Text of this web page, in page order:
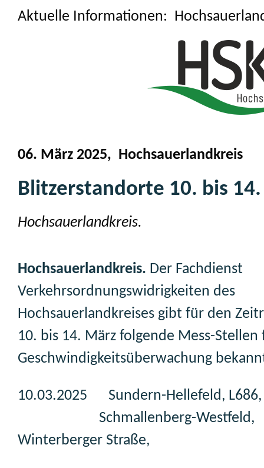
Aktuelle Informationen:
06. März 2025, Hochsauerlandkreis
Blitzerstandorte 10. bis
Hochsauerlandkreis.
Hochsauerlandkreis. Der Fachdienst
Verkehrsordnungswidrigkeiten des
Hochsauerlandkreises gibt für den
10. bis 14. März folgende Mess-Stellen
Geschwindigkeitsüberwachung
10.03.2025 Sundern-Hellefeld, L686,
Schmallenberg-Westfeld,
Winterberger Straße,